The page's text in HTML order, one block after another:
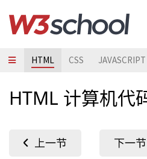
HTML CSS JAVASCRIPT
HTML 计算机代